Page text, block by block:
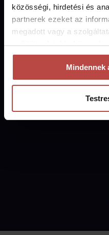
közösségi, hirdetési és
partnerek ezeket az
megadott vagy a
gyűjtött adatokkal
információkat az
Mindennek
évente